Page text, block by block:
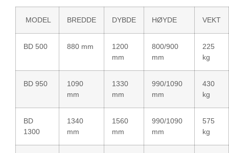
MODEL BREDDE DYBDE HØYDE VEKT
BD 500 880 mm
1200
mm
800/900
mm
225
kg
BD 950
1090
mm
1330
mm
990/1090
mm
430
kg
BD
1300
1340
mm
1560
mm
990/1090
mm
575
kg